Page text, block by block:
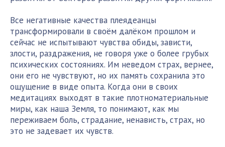
Все негативные качества плеядеанцы
трансформировали в своём далёком прошлом и
сейчас не испытывают чувства обиды, зависти,
злости, раздражения, не говоря уже о более грубых
психических состояниях. Им неведом страх, вернее,
они его не чувствуют, но их память сохранила это
ощущение в виде опыта. Когда они в своих
медитациях выходят в такие плотноматериальные
миры, как наша Земля, то понимают, как мы
переживаем боль, страдание, ненависть, страх, но
это не задевает их чувств.